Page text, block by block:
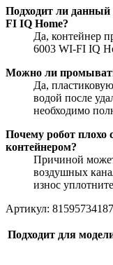
Подходит ли данный
FI IQ Home?
Да, контейнер
6003 WI-FI IQ
Можно ли
Да,
водой после
необходимо
Почему робот плохо
контейнером?
Причиной
воздушных
износ
Артикул:
Подходит для